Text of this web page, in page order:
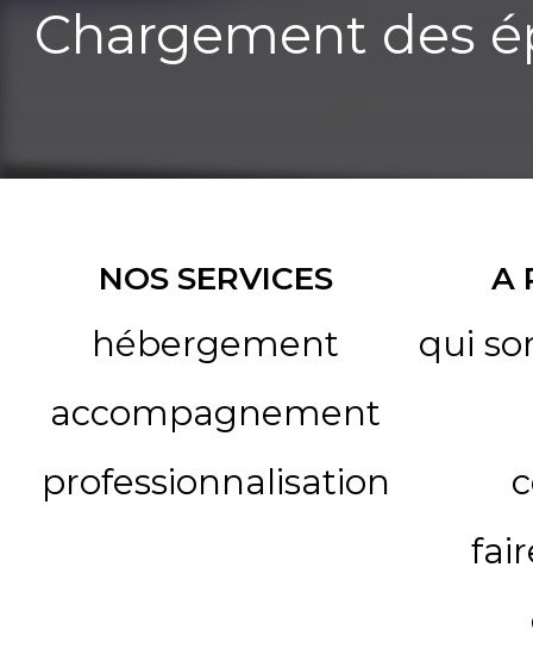
Chargement des
NOS SERVICES
hébergement
accompagnement
professionnalisation
A
qui